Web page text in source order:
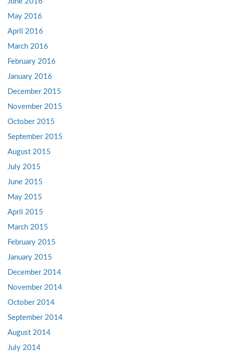
May 2016
April 2016
March 2016
February 2016
January 2016
December 2015
November 2015
October 2015
September 2015
August 2015
July 2015
June 2015
May 2015
April 2015
March 2015
February 2015
January 2015
December 2014
November 2014
October 2014
September 2014
August 2014
July 2014